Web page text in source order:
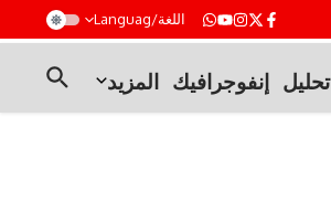
اللغة/Languag
تحليل إنفوجرافيك المزيد